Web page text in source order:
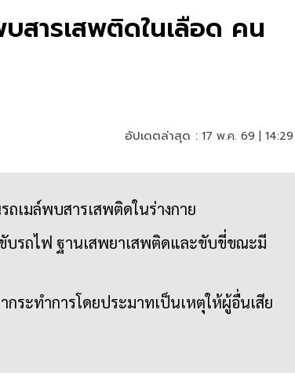
สารเสพติดในเลือด คน
อัปเดตล่าสุด : 17 พ.ค. 69 |
เมล์พบสารเสพติดในร่างกาย
บรถไฟ ฐานเสพยาเสพติดและขับขี่ขณะมี
ระทำการโดยประมาทเป็นเหตุให้ผู้อื่นเสีย